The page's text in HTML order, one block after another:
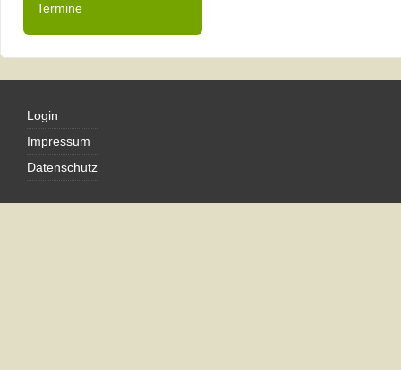
Termine
Login
Impressum
Datenschutz